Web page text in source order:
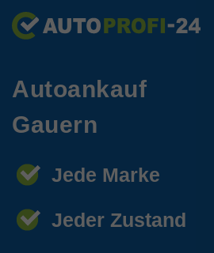
Autoankauf
Gauern
Jede Marke
Jeder Zustand